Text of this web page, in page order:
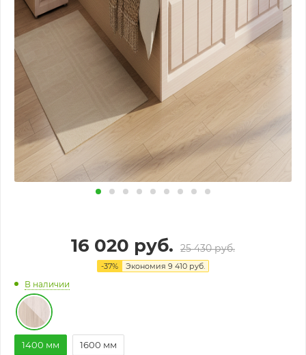
16 020 руб. 25 430руб.
-37% Экономия 9 410 руб.
В наличии
1400 мм 1600 мм